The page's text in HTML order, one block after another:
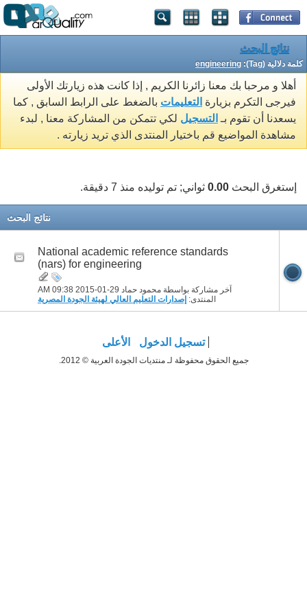
نتائج البحث
كلمة دلالية (Tag): engineering
أهلا و مرحبا بك معنا زائرنا الكريم , إذا كانت هذه زيارتك الأولى
فيرجى التكرم بزيارة التعليمات بالضغط على الرابط السابق , كما
يسعدنا أن تقوم بـ التسجيل لكي تتمكن من المشاركة معنا , لبدء
مشاهدة المواضيع قم باختيار المنتدى الذي تريد زيارته .
إستغرق البحث 0.00 ثواني; تم توليده منذ 7 دقيقة.
نتائج البحث
National academic reference standards
(nars) for engineering
آخر مشاركة بواسطة محمود حماد 29-01-2015
09:38 AM
المنتدى: إصدارات التعليم العالي لهيئة الجودة المصرية
تسجيل الدخول الأعلى
جميع الحقوق محفوظة لـ منتديات الجودة العربية © 2012.